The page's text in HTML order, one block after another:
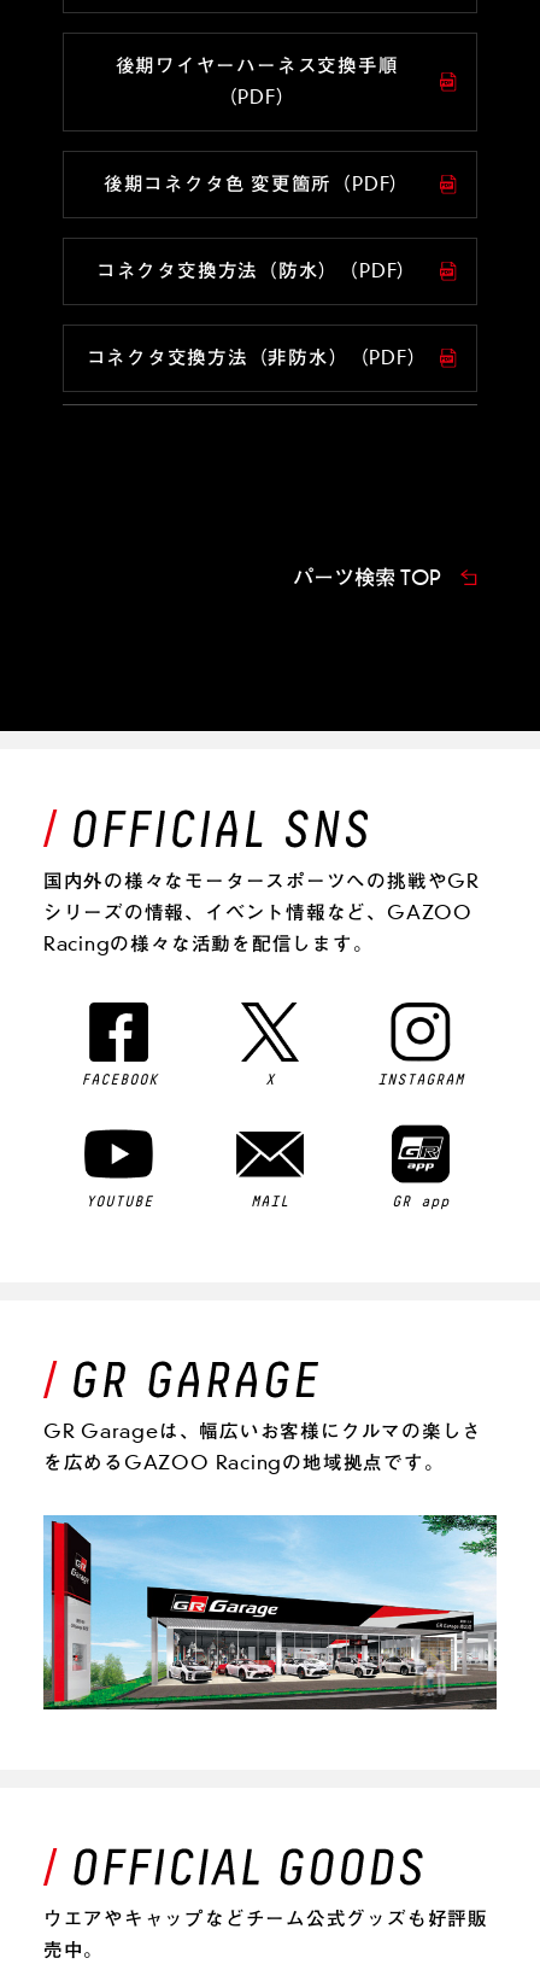
後期ワイヤーハーネス交換手順
（PDF）
後期コネクタ色 変更箇所（PDF）
コネクタ交換方法（防水）（PDF）
コネクタ交換方法（非防水）（PDF）
パーツ検索 TOP
国内外の様々なモータースポーツへの挑戦やGR
シリーズの情報、イベント情報など、GAZOO
Racingの様々な活動を配信します。
FACEBOOK X INSTAGRAM
YOUTUBE MAIL GR app
GR Garageは、幅広いお客様にクルマの楽しさ
を広めるGAZOO Racingの地域拠点です。
ウエアやキャップなどチーム公式グッズも好評販
売中。